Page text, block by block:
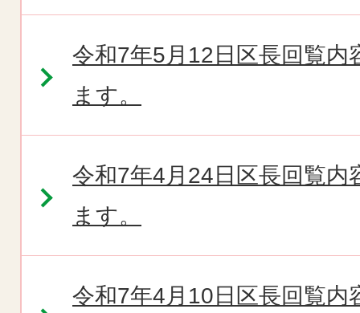
令和7年5月12日区長回覧
ます。
令和7年4月24日区長回覧
ます。
令和7年4月10日区長回覧